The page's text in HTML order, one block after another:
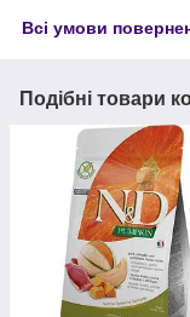
Всі умови
Подібні товари